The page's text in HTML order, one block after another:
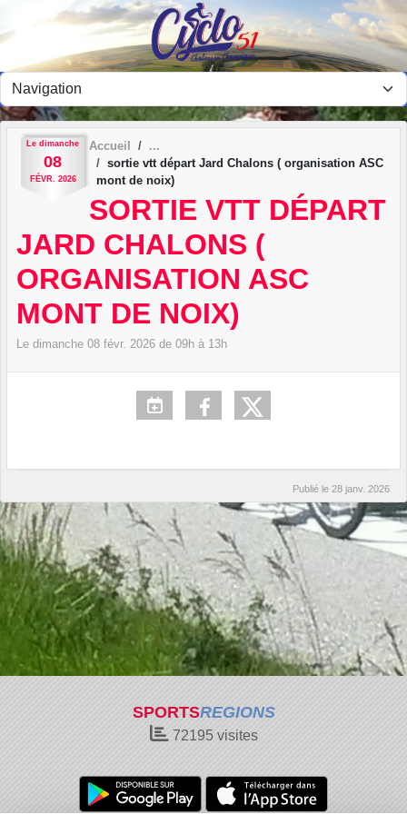
Le dimanche
08
FÉVR. 2026
Accueil
sortie vtt départ Jard Chalons ( organisation ASC
mont de noix)
SORTIE VTT DÉPART
JARD CHALONS (
ORGANISATION ASC
MONT DE NOIX)
Le dimanche 08 févr. 2026 de 09h à 13h
Publié le 28 janv. 2026
SPORTSREGIONS
72195visites
Panneau de gestion des cookies